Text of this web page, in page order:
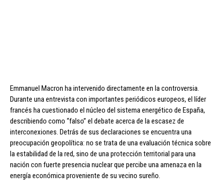
Emmanuel Macron ha intervenido directamente en la controversia.
Durante una entrevista con importantes periódicos europeos, el líder
francés ha cuestionado el núcleo del sistema energético de España,
describiendo como “falso” el debate acerca de la escasez de
interconexiones. Detrás de sus declaraciones se encuentra una
preocupación geopolítica: no se trata de una evaluación técnica sobre
la estabilidad de la red, sino de una protección territorial para una
nación con fuerte presencia nuclear que percibe una amenaza en la
energía económica proveniente de su vecino sureño.